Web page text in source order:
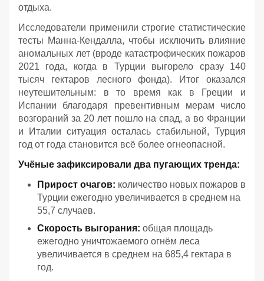
отдыха.
Исследователи применили строгие статистические
тесты Манна-Кендалла, чтобы исключить влияние
аномальных лет (вроде катастрофических пожаров
2021 года, когда в Турции выгорело сразу 140
тысяч гектаров лесного фонда). Итог оказался
неутешительным: в то время как в Греции и
Испании благодаря превентивным мерам число
возгораний за 20 лет пошло на спад, а во Франции
и Италии ситуация осталась стабильной, Турция
год от года становится всё более огнеопасной.
Учёные зафиксировали два пугающих тренда:
Прирост очагов: количество новых пожаров в
Турции ежегодно увеличивается в среднем на
55,7 случаев.
Скорость выгорания: общая площадь
ежегодно уничтожаемого огнём леса
увеличивается в среднем на 685,4 гектара в
год.